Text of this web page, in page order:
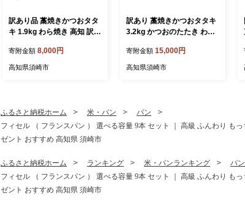
訳あり品 藁焼きかつおタタ
キ 1.9kg わら焼き 高知 訳あ
冷凍 真空 小分け 個包装 お
つまみ おかず 惣菜 晩ごは
寄附金額 8,000円
高知県須崎市
訳あり 藁焼きかつおタタキ
3.2kg かつおのたたき わら
冷凍 真空 小分け 個包装 お
つまみ おかず 惣菜 晩ごは
寄附金額 15,000円
高知県須崎市
ふるさと納税ホーム 米・パン
パン
フィセル （ フランスパン ） 選べる容量 9本 セット ｜ 高級 ふんわり も
ゼント おすすめ 高知県 須崎市
ふるさと納税ホーム ランキング 米・パンランキング
パ
フィセル （ フランスパン ） 選べる容量 9本 セット ｜ 高級 ふんわり も
ゼント おすすめ 高知県 須崎市